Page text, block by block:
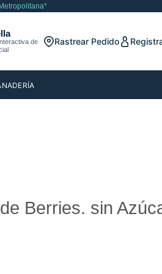
Rastrear Pedido
Berries. sin